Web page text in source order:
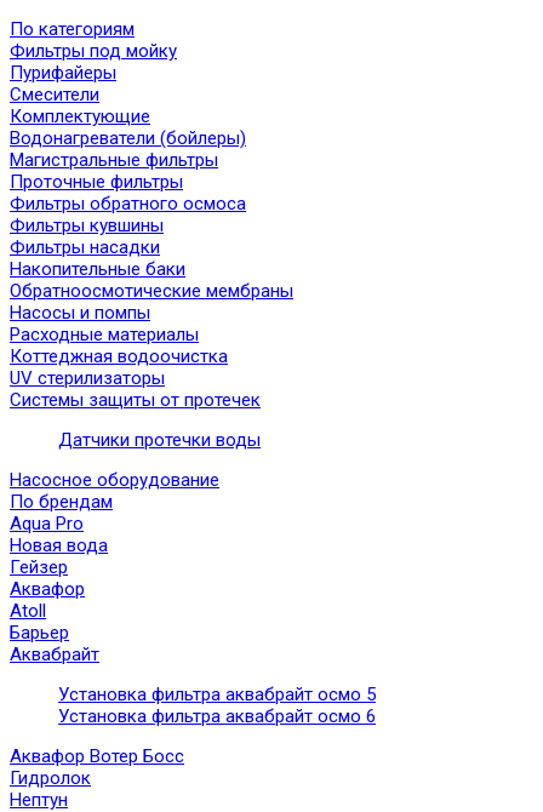
По категориям
Фильтры под мойку
Пурифайеры
Смесители
Комплектующие
Водонагреватели (бойлеры)
Магистральные фильтры
Проточные фильтры
Фильтры обратного осмоса
Фильтры кувшины
Фильтры насадки
Накопительные баки
Обратноосмотические мембраны
Насосы и помпы
Расходные материалы
Коттеджная водоочистка
UV стерилизаторы
Системы защиты от протечек
Датчики протечки воды
Насосное оборудование
По брендам
Aqua Pro
Новая вода
Гейзер
Аквафор
Atoll
Барьер
Аквабрайт
Установка фильтра аквабрайт осмо 5
Установка фильтра аквабрайт осмо 6
Аквафор Вотер Босс
Гидролок
Нептун